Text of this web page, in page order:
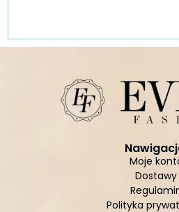
Moje
Dostawy
Polityka